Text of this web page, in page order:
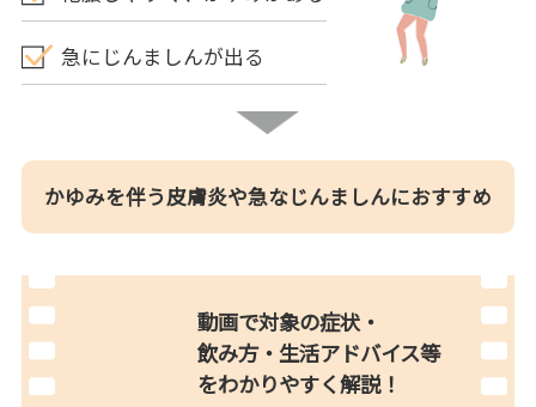
急にじんましんが出る
かゆみを伴う皮膚炎や急なじんましんにおすすめ
動画で対象の症状・
飲み方・生活アドバイス等
をわかりやすく解説！